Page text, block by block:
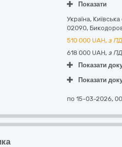
Показати
Україна,
02090,
510 000 UAH, з
618 000 UAH, з
Показати
Показати
по 15-03-2026,